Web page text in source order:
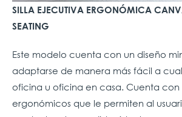
SILLA EJECUTIVA ERGONÓMICA
SEATING
Este modelo cuenta con un diseño
adaptarse de manera más fácil a
oficina u oficina en casa. Cuenta con
ergonómicos que le permiten al